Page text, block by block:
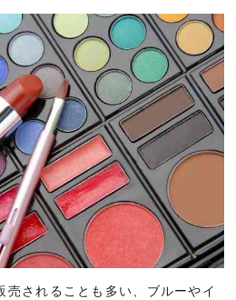
売されることも多い、ブルーやイ